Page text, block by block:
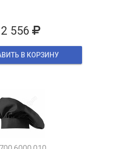
2 556
В КОРЗИНУ